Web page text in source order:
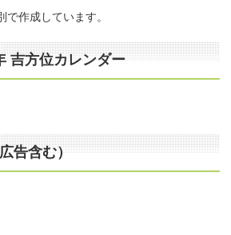
で作成しています。
吉方位カレンダー
告含む）